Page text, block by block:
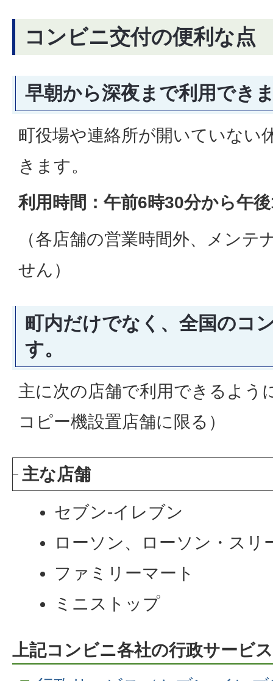
コンビニ交付の便利な点
早朝から深夜まで利用でき
町役場や連絡所が開いていない
きます。
利用時間：午前6時30分から午
（各店舗の営業時間外、メンテ
せん）
町内だけでなく、全国のコ
す。
主に次の店舗で利用できるよう
コピー機設置店舗に限る）
主な店舗
セブン-イレブン
ローソン、ローソン・スリ
ファミリーマート
ミニストップ
上記コンビニ各社の行政サービ